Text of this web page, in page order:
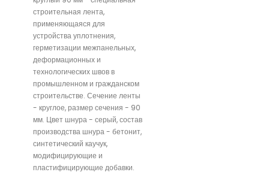
строительная лента,
применяющаяся для
устройства уплотнения,
герметизации межпанельных,
деформационных и
технологических швов в
промышленном и гражданском
строительстве. Сечение ленты
- круглое, размер сечения - 90
мм. Цвет шнура - серый, состав
производства шнура - бетонит,
синтетический каучук,
модифицирующие и
пластифицирующие добавки.